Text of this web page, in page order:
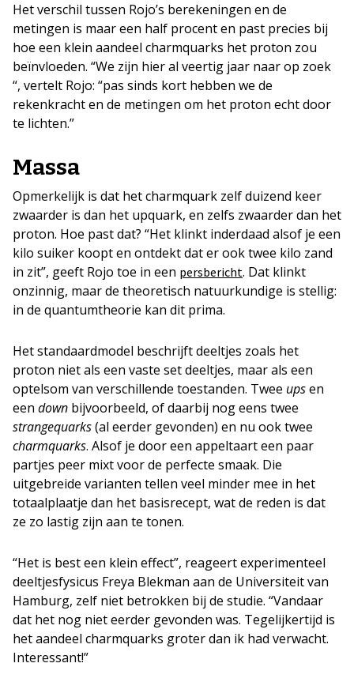
Het verschil tussen Rojo’s berekeningen en de
metingen is maar een half procent en past precies bij
hoe een klein aandeel charmquarks het proton zou
beïnvloeden. “We zijn hier al veertig jaar naar op zoek
“, vertelt Rojo: “pas sinds kort hebben we de
rekenkracht en de metingen om het proton echt door
te lichten.”
Massa
Opmerkelijk is dat het charmquark zelf duizend keer
zwaarder is dan het upquark, en zelfs zwaarder dan het
proton. Hoe past dat? “Het klinkt inderdaad alsof je een
kilo suiker koopt en ontdekt dat er ook twee kilo zand
in zit”, geeft Rojo toe in een persbericht. Dat klinkt
onzinnig, maar de theoretisch natuurkundige is stellig:
in de quantumtheorie kan dit prima.
Het standaardmodel beschrijft deeltjes zoals het
proton niet als een vaste set deeltjes, maar als een
optelsom van verschillende toestanden. Twee upsen
een down bijvoorbeeld, of daarbij nog eens twee
strangequarks(al eerder gevonden) en nu ook twee
charmquarks. Alsof je door een appeltaart een paar
partjes peer mixt voor de perfecte smaak. Die
uitgebreide varianten tellen veel minder mee in het
totaalplaatje dan het basisrecept, wat de reden is dat
ze zo lastig zijn aan te tonen.
“Het is best een klein effect”, reageert experimenteel
deeltjesfysicus Freya Blekman aan de Universiteit van
Hamburg, zelf niet betrokken bij de studie. “Vandaar
dat het nog niet eerder gevonden was. Tegelijkertijd is
het aandeel charmquarks groter dan ik had verwacht.
Interessant!”